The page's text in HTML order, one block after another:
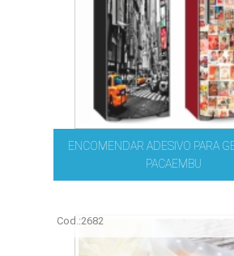
ENCOMENDAR ADESIVO PARA
PACAEMBU
Cod.:2682